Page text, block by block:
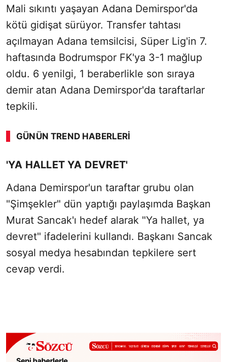
Mali sıkıntı yaşayan Adana Demirspor'da
kötü gidişat sürüyor. Transfer tahtası
açılmayan Adana temsilcisi, Süper Lig'in 7.
haftasında Bodrumspor FK'ya 3-1 mağlup
oldu. 6 yenilgi, 1 beraberlikle son sıraya
demir atan Adana Demirspor'da taraftarlar
tepkili.
GÜNÜN TREND HABERLERI
'YA HALLET YA DEVRET'
Adana Demirspor'un taraftar grubu olan
"Şimşekler" dün yaptığı paylaşımda Başkan
Murat Sancak'ı hedef alarak "Ya hallet, ya
devret" ifadelerini kullandı. Başkanı Sancak
sosyal medya hesabından tepkilere sert
cevap verdi.